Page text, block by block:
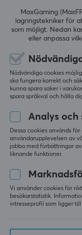
0.0
Baserat på 0 recensioner
LÄMNA
Mer från
MaxGaming
lagringstekniker för
som möjligt. Nedan
eller anpassa
Nödvändiga cookies
ska fungera korrekt och
kunna spara saker i
spara språkval och hålla
Analys och
Dessa cookies används
användarupplevelsen av
jobba med förbättringar
liknande funktioner.
Vi använder cookies för
besökarstatistik.
intresseprofil som ligger